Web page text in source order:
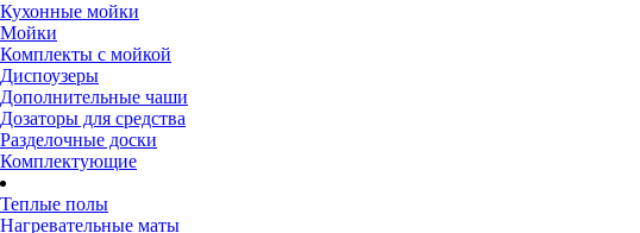
Кухонные мойки
Мойки
Комплекты с мойкой
Диспоузеры
Дополнительные чаши
Дозаторы для средства
Разделочные доски
Комплектующие
Теплые полы
Нагревательные маты